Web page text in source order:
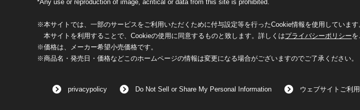
*Any use or reproduction of image, acritical or data from this site is prohibited.
※本サイトでは、一部のサービスをご利用いただくために付与設定等を行ったCookie情報を使用しています
本サイトを利用することで、Cookieの使用に同意するものと致します。詳しくはプライバシーポリシーを
※価格は、メーカー希望小売価格です。
※商品名・発売日・価格などこのホームページの情報は変更になる場合がございますのでご了承ください。
privacypolicy Do Not Sell or Share My Personal Information ウェブサイトご利